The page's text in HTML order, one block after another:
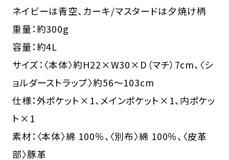
ネイビーは青空、カーキ/マスタードは夕焼け柄
重量：約300g
容量：約4L
サイズ：〈本体〉約H22×W30×D（マチ）7cm、〈シ
ョルダーストラップ〉約56～103cm
仕様：外ポケット×1、メインポケット×1、内ポケッ
ト×1
素材：〈本体〉綿 100％、〈別布〉綿 100％、〈皮革
部〉豚革